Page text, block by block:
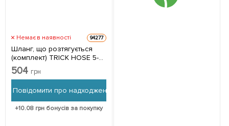
Немає в наявності 94277
Шланг, що розтягується
(комплект) TRICK HOSE 5-
15м – зелений, пакет,
Bradas WTH0515GR-T-L
504 грн
Повідомити про надходження
+10.08 грн бонусів за покупку